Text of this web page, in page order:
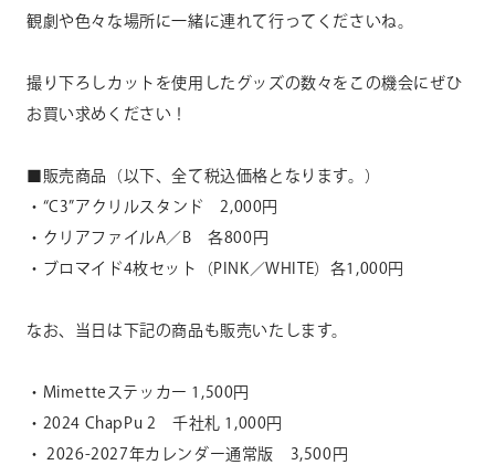
観劇や色々な場所に一緒に連れて行ってくださいね。
撮り下ろしカットを使用したグッズの数々をこの機会にぜひ
お買い求めください！
■販売商品（以下、全て税込価格となります。）
・“C3”アクリルスタンド 2,000円
・クリアファイルA／B 各800円
・ブロマイド4枚セット（PINK／WHITE）各1,000円
なお、当日は下記の商品も販売いたします。
・Mimetteステッカー 1,500円
・2024 ChapPu 2 千社札 1,000円
・ 2026-2027年カレンダー通常版 3,500円